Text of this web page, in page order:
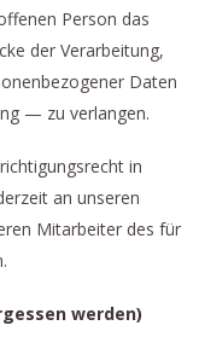
Person das
der Verarbeitung,
Daten
— zu verlangen.
in
an unseren
Mitarbeiter des für
werden)